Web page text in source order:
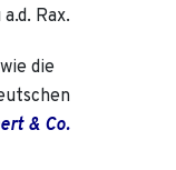
Rax.
die
& Co.